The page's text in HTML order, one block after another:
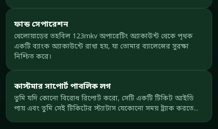
ফান্ড সেপারেশন
খেলোয়াড়ের তহবিল 123mkv অপারেটিং অ্যাকাউন্ট থেকে পৃথক
একটি ব্যাংক অ্যাকাউন্টে রাখা হয়, যা তোমার ব্যালেন্সের সুরক্ষা
নিশ্চিত করে।
কাস্টমার সাপোর্ট পাবলিক লগ
তুমি যদি কোনো বিরোধ রিপোর্ট করো, সেটি একটি টিকিট আইডি
পায় এবং তুমি সেই টিকিটের স্ট্যাটাস যেকোনো সময় ট্র্যাক করতে...